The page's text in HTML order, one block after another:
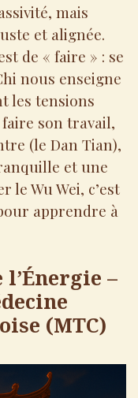
mais
et alignée.
de « faire » : se
nous enseigne
les tensions
son travail,
(le Dan Tian),
et une
le Wu Wei, c’est
apprendre à
–
(MTC)